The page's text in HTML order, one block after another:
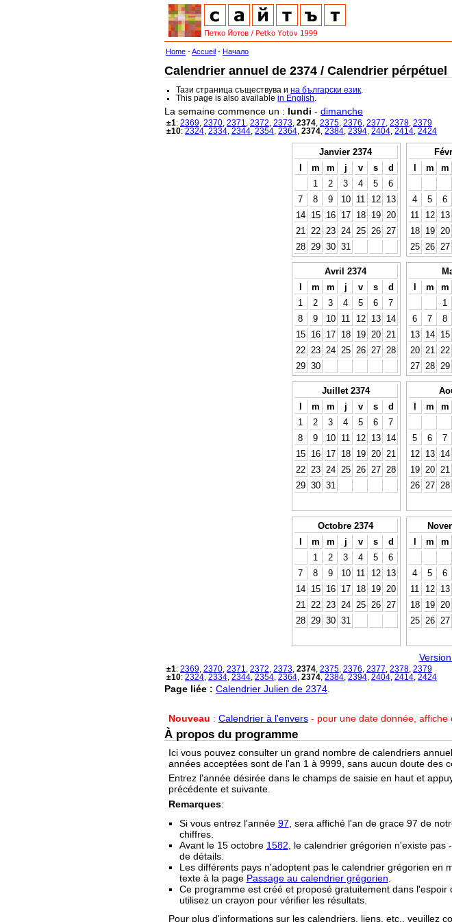
Home -Accueil - Начало
Calendrier annuel de 2374 / Calendrier pérpétuel
Тази страница съществува ина български език
This page is also availablein English
La semaine commence un : lundi - dimanche
±1: 2369 2370 2371 2372 2373 2374 2375 2376 2377 2378 2379
±10: 2324 2334 2344 2354 2364 2374 2384 2394 2404 2414 2424
Janvier 2374
l
m m j v s
d
1
2 3 4 5
6
7
8 9 10 11 12
13
14
15 16 17 18 19
20
21
22 23 24 25 26
27
28
29 30 31
l
m m
4
5 6
11
12 13
18
19 20
25
26 27
Avril 2374
l
m m j v s
d
1
2 3 4 5 6
7
8
9 10 11 12 13
14
15
16 17 18 19 20
21
22
23 24 25 26 27
28
29 30
l
m m
1
6
7 8
13
14 15
20
21 22
27
28 29
Juillet 2374
l
m m j v s
d
1
2 3 4 5 6
7
8
9 10 11 12 13
14
15
16 17 18 19 20
21
22
23 24 25 26 27
28
29 30 31
l
m m
5
6 7
12
13 14
19
20 21
26
27 28
Octobre 2374
l
m m j v s
d
1
2 3 4 5
6
7
8 9 10 11 12
13
14
15 16 17 18 19
20
21
22 23 24 25 26
27
28
29 30 31
l
m m
4
5 6
11
12 13
18
19 20
25
26 27
±1: 2369 2370 2371 2372 2373 2374 2375 2376 2377 2378 2379
±10: 2324 2334 2344 2354 2364 2374 2384 2394 2404 2414 2424
Page liée : Calendrier Julien de 2374
Nouveau : Calendrier à l'envers- pour une date donnée, affiche
À propos du programme
Ici vous pouvez consulter un grand nombre de calendriers
années acceptées sont de l'an 1 à 9999, sans aucun doute des
Entrez l'année désirée dans le champs de saisie en haut et
précédente et suivante.
Remarques:
Si vous entrez l'année 97 , sera affiché l'an de grace 97 de
chiffres.
Avant le 15 octobre 1582 , le calendrier grégorien n'existe
de détails.
Les différents pays n'adoptent pas le calendrier grégorien en
texte à la page Passage au calendrier grégorien
Ce programme est créé et proposé gratuitement dans
utilisez un crayon pour vérifier les résultats.
Pour plus d'informations sur les calendriers, liens, etc., veuillez